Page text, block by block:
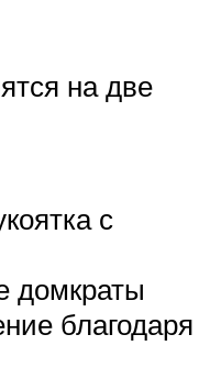
на две
с
домкраты
благодаря